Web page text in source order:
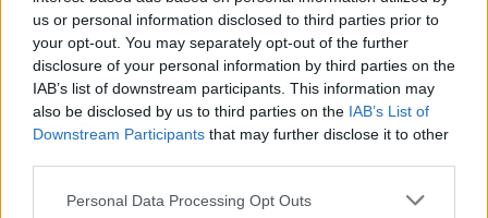
us or personal information disclosed to third parties prior to
your opt-out. You may separately opt-out of the further
disclosure of your personal information by third parties on the
IAB’s list of downstream participants. This information may
also be disclosed by us to third parties on the IAB’s List of
Downstream Participants that may further disclose it to other
Personal Data Processing Opt Outs
Deseu el meu nom, el correu electrònic i el lloc web en
aquest navegador per a la propera vegada que comenti.
Captcha8 - 1 = ?